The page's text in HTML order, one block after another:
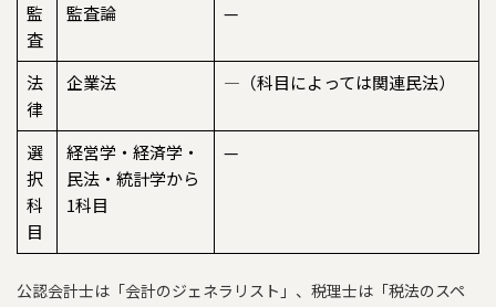
監
査
監査論 —
法
律
企業法 —（科目によっては関連民法）
選
択
科
目
経営学・経済学・
民法・統計学から
1科目
—
公認会計士は「会計のジェネラリスト」、税理士は「税法のスペ